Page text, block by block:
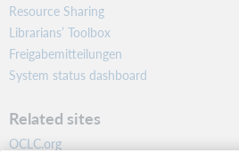
Resource Sharing
Librarians’ Toolbox
Freigabemitteilungen
System status dashboard
Related sites
OCLC.org